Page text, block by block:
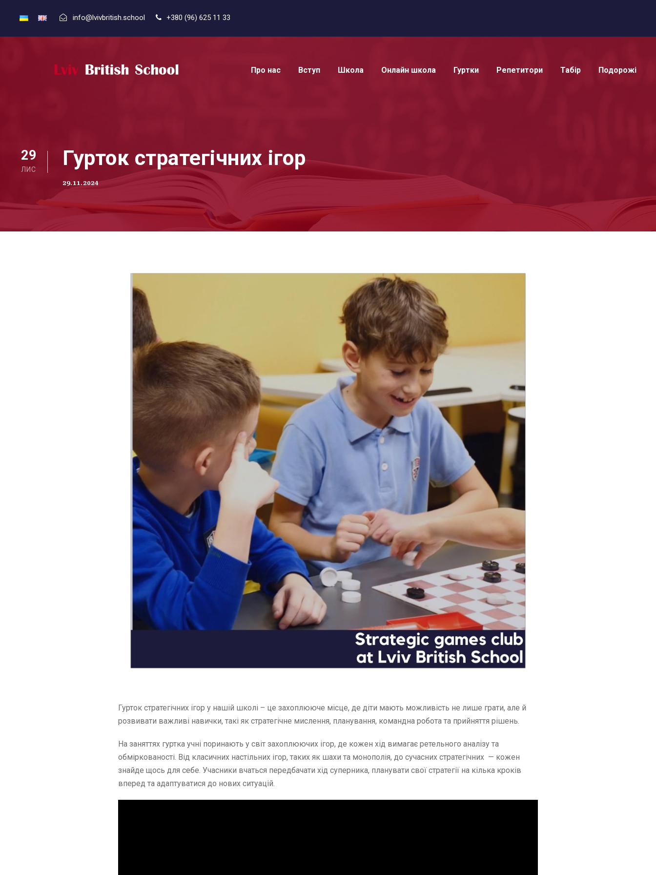
info@lvivbritish.school +380 (96) 625 11 33
Про нас Вступ Школа Онлайн школа Гуртки Репетитори Табір Подорожі
29
ЛИС Гурток стратегічних ігор
29.11.2024
Гурток стратегічних ігор у нашій школі – це захоплююче місце, де діти мають можливість не лише грати, але й
розвивати важливі навички, такі як стратегічне мислення, планування, командна робота та прийняття рішень.
На заняттях гуртка учні поринають у світ захоплюючих ігор, де кожен хід вимагає ретельного аналізу та
обміркованості. Від класичних настільних ігор, таких як шахи та монополія, до сучасних стратегічних — кожен
знайде щось для себе. Учасники вчаться передбачати хід суперника, планувати свої стратегії на кілька кроків
вперед та адаптуватися до нових ситуацій.